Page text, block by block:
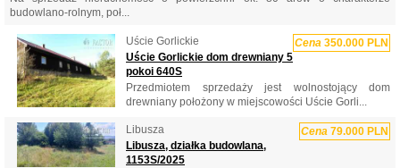
budowlano-rolnym, poł...
Uście Gorlickie Cena 350.000 PLN
Uście Gorlickie dom drewniany 5
pokoi 640S
Przedmiotem sprzedaży jest wolnostojący dom
drewniany położony w miejscowości Uście Gorli...
Libusza Cena 79.000 PLN
Libusza, działka budowlana,
1153S/2025